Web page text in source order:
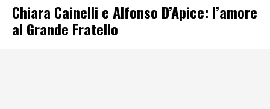
Chiara Cainelli e Alfonso D’Apice: l’amore
al Grande Fratello